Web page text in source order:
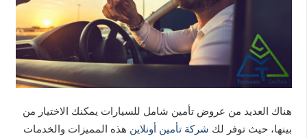
هناك العديد من عروض تأمين شامل للسيارات يمكنك الاختيار من
بينها، حيث توفر لك شركة تأمين أونلاين هذه المميزات والخدمات